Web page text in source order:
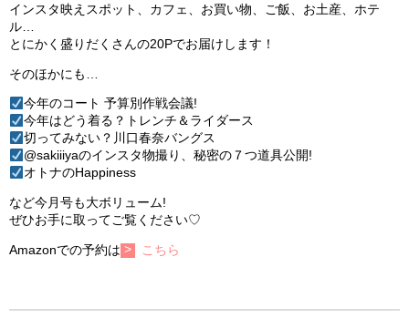
インスタ映えスポット、カフェ、お買い物、ご飯、お土産、ホテ
ル…
とにかく盛りだくさんの20Pでお届けします！
そのほかにも…
今年のコート 予算別作戦会議!
今年はどう着る？トレンチ＆ライダース
切ってみない？川口春奈バングス
@sakiiiyaのインスタ物撮り、秘密の７つ道具公開!
オトナのHappiness
など今月号も大ボリューム!
ぜひお手に取ってご覧ください♡
Amazonでの予約は こちら